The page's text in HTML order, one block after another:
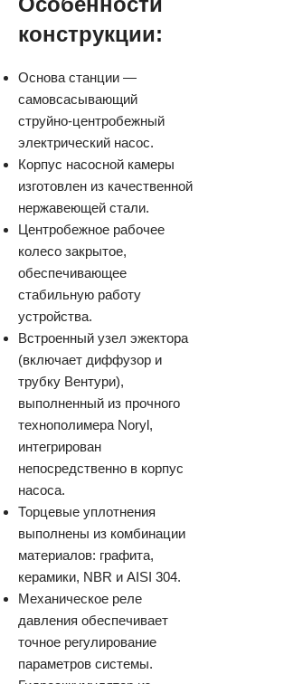
конструкции:
Основа станции —
самовсасывающий
струйно-центробежный
электрический насос.
Корпус насосной камеры
изготовлен из качественной
нержавеющей стали.
Центробежное рабочее
колесо закрытое,
обеспечивающее
стабильную работу
устройства.
Встроенный узел эжектора
(включает диффузор и
трубку Вентури),
выполненный из прочного
технополимера Noryl,
интегрирован
непосредственно в корпус
насоса.
Торцевые уплотнения
выполнены из комбинации
материалов: графита,
керамики, NBR и AISI 304.
Механическое реле
давления обеспечивает
точное регулирование
параметров системы.